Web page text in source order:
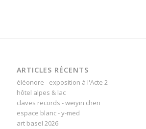
ARTICLES RÉCENTS
éléonore - exposition à l'Acte 2
hôtel alpes & lac
claves records - weiyin chen
espace blanc - y-med
art basel 2026